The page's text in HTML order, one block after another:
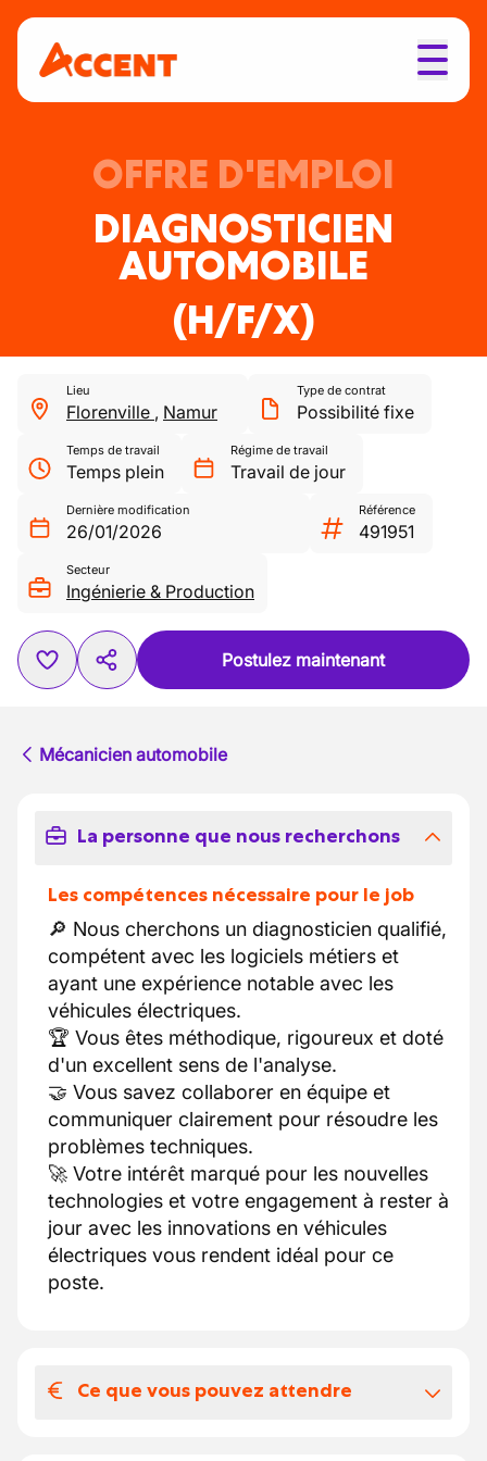
OFFRE D'EMPLOI
DIAGNOSTICIEN
AUTOMOBILE
(H/F/X)
Lieu
Florenville , Namur
Type de contrat
Possibilité fixe
Temps de travail
Temps plein
Régime de travail
Travail de jour
Dernière modification
26/01/2026
Référence
491951
Secteur
Ingénierie & Production
Postulez maintenant
Mécanicien automobile
La personne que nous recherchons
Les compétences nécessaire pour le job
🔎 Nous cherchons un diagnosticien qualifié,
compétent avec les logiciels métiers et
ayant une expérience notable avec les
véhicules électriques.
🏆 Vous êtes méthodique, rigoureux et doté
d'un excellent sens de l'analyse.
🤝 Vous savez collaborer en équipe et
communiquer clairement pour résoudre les
problèmes techniques.
🚀 Votre intérêt marqué pour les nouvelles
technologies et votre engagement à rester à
jour avec les innovations en véhicules
électriques vous rendent idéal pour ce
poste.
Ce que vous pouvez attendre